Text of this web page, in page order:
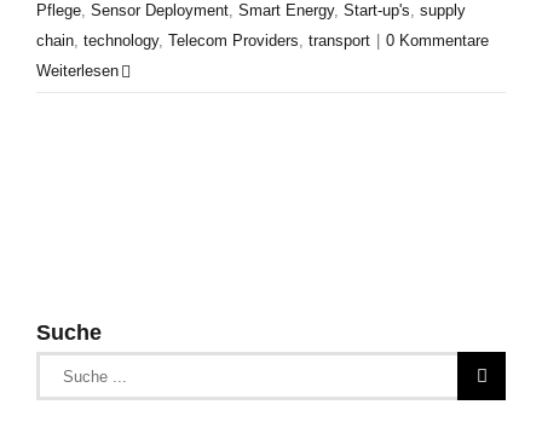
Pflege, Sensor Deployment, Smart Energy, Start-up's, supply
chain, technology, Telecom Providers, transport
0 Kommentare
Weiterlesen
Suche
Suche
nach: